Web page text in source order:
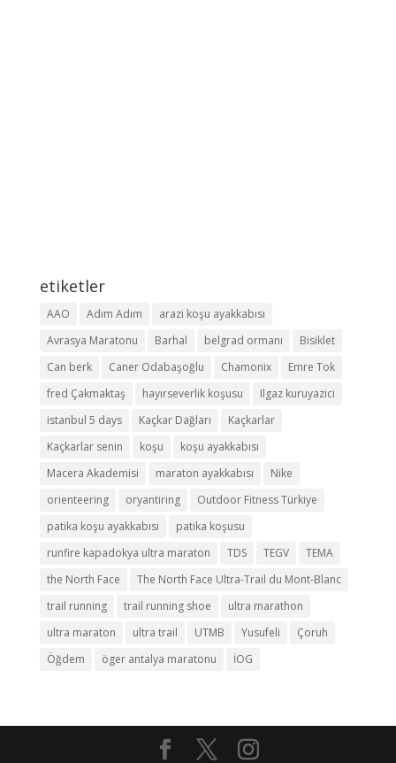
etiketler
AAO Adım Adım
arazi koşu ayakkabısı
Avrasya Maratonu
Barhal belgrad ormanı
Bisiklet
Can berk
Caner Odabaşoğlu Chamonix
Emre Tok
fred Çakmaktaş
hayırseverlik koşusu
Ilgaz kuruyazici
istanbul 5 days
Kaçkar Dağları
Kaçkarlar
Kaçkarlar senin
koşu
koşu ayakkabısı
Macera Akademisi
maraton ayakkabısı
Nike
orienteering
oryantiring
Outdoor Fitness Türkiye
patika koşu ayakkabısı
patika koşusu
runfire kapadokya ultra maraton
TDS TEGV
TEMA
the North Face
The North Face Ultra-Trail du Mont-Blanc
trail running
trail running shoe
ultra marathon
ultra maraton
ultra trail UTMB Yusufeli
Çoruh
Öğdem
öger antalya maratonu İOG